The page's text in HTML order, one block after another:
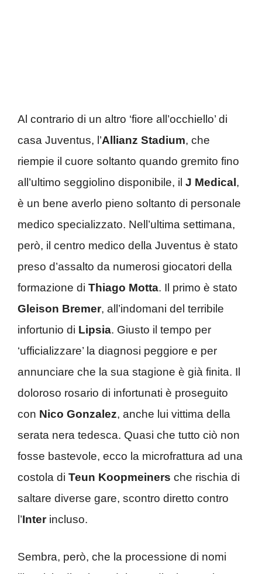
Al contrario di un altro ‘fiore all’occhiello’ di
casa Juventus, l’Allianz Stadium, che
riempie il cuore soltanto quando gremito fino
all’ultimo seggiolino disponibile, il J Medical ,
è un bene averlo pieno soltanto di personale
medico specializzato. Nell’ultima settimana,
però, il centro medico della Juventus è stato
preso d’assalto da numerosi giocatori della
formazione di Thiago Motta. Il primo è stato
Gleison Bremer, all’indomani del terribile
infortunio di Lipsia. Giusto il tempo per
‘ufficializzare’ la diagnosi peggiore e per
annunciare che la sua stagione è già finita. Il
doloroso rosario di infortunati è proseguito
con Nico Gonzalez, anche lui vittima della
serata nera tedesca. Quasi che tutto ciò non
fosse bastevole, ecco la microfrattura ad una
costola di Teun Koopmeiners che rischia di
saltare diverse gare, scontro diretto contro
l’Inter incluso.
Sembra, però, che la processione di nomi